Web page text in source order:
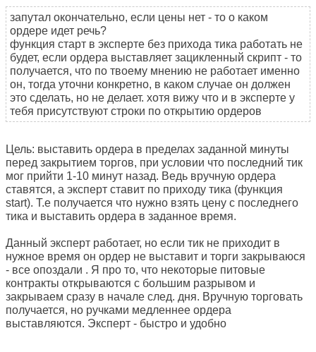
запутал окончательно, если цены нет - то о каком
ордере идет речь?
функция старт в эксперте без прихода тика работать не
будет, если ордера выставляет зацикленный скрипт - то
получается, что по твоему мнению не работает именно
он, тогда уточни конкретно, в каком случае он должен
это сделать, но не делает. хотя вижу что и в эксперте у
тебя присутствуют строки по открытию ордеров
Цель: выставить ордера в пределах заданной минуты
перед закрытием торгов, при условии что последний тик
мог прийти 1-10 минут назад. Ведь вручную ордера
ставятся, а эксперт ставит по приходу тика (функция
start). Т.е получается что нужно взять цену с последнего
тика и выставить ордера в заданное время.
Данный эксперт работает, но если тик не приходит в
нужное время он ордер не выставит и торги закрываюся
- все опоздали . Я про то, что некоторые питовые
контракты открываются с большим разрывом и
закрываем сразу в начале след. дня. Вручную торговать
получается, но ручками медленнее ордера
выставляются. Эксперт - быстро и удобно